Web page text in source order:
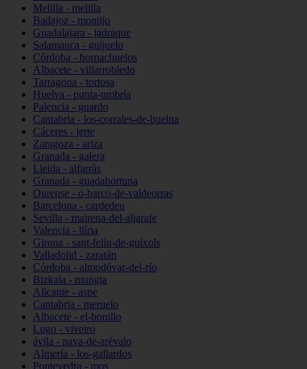
Melilla - melilla
Badajoz - montijo
Guadalajara - jadraque
Salamanca - guijuelo
Córdoba - hornachuelos
Albacete - villarrobledo
Tarragona - tortosa
Huelva - punta-umbría
Palencia - guardo
Cantabria - los-corrales-de-buelna
Cáceres - jerte
Zaragoza - ariza
Granada - galera
Lleida - alfarràs
Granada - guadahortuna
Ourense - o-barco-de-valdeorras
Barcelona - cardedeu
Sevilla - mairena-del-aljarafe
Valencia - llíria
Girona - sant-feliu-de-guíxols
Valladolid - zaratán
Córdoba - almodóvar-del-río
Bizkaia - mungia
Alicante - aspe
Cantabria - meruelo
Albacete - el-bonillo
Lugo - viveiro
ávila - nava-de-arévalo
Almería - los-gallardos
Pontevedra - mos